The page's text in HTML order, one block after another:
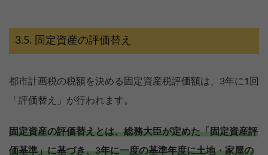
固定資産の評価替え
都市計画税の税額を決める固定資産税評価額は、3年に1回
「評価替え」が行われます。
固定資産の評価替えとは、総務大臣が定めた「固定資産評
価基準」に基づき、3年に一度の基準年度に土地・家屋の